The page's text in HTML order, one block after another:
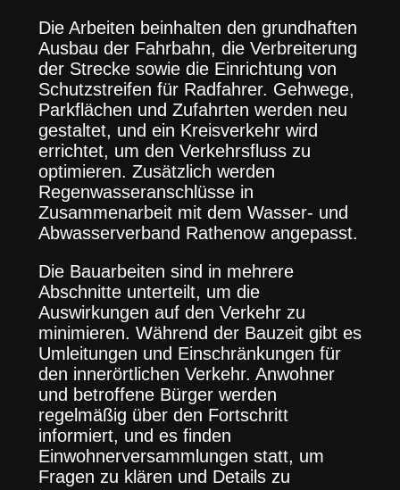
Die Arbeiten beinhalten den grundhaften
Ausbau der Fahrbahn, die Verbreiterung
der Strecke sowie die Einrichtung von
Schutzstreifen für Radfahrer. Gehwege,
Parkflächen und Zufahrten werden neu
gestaltet, und ein Kreisverkehr wird
errichtet, um den Verkehrsfluss zu
optimieren. Zusätzlich werden
Regenwasseranschlüsse in
Zusammenarbeit mit dem Wasser- und
Abwasserverband Rathenow angepasst.
Die Bauarbeiten sind in mehrere
Abschnitte unterteilt, um die
Auswirkungen auf den Verkehr zu
minimieren. Während der Bauzeit gibt es
Umleitungen und Einschränkungen für
den innerörtlichen Verkehr. Anwohner
und betroffene Bürger werden
regelmäßig über den Fortschritt
informiert, und es finden
Einwohnerversammlungen statt, um
Fragen zu klären und Details zu